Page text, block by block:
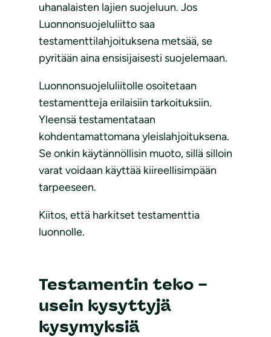
uhanalaisten lajien suojeluun. Jos
Luonnonsuojeluliitto saa
testamenttilahjoituksena metsää, se
pyritään aina ensisijaisesti suojelemaan.
Luonnonsuojeluliitolle osoitetaan
testamentteja erilaisiin tarkoituksiin.
Yleensä testamentataan
kohdentamattomana yleislahjoituksena.
Se onkin käytännöllisin muoto, sillä silloin
varat voidaan käyttää kiireellisimpään
tarpeeseen.
Kiitos, että harkitset testamenttia
luonnolle.
Testamentin teko –
usein kysyttyjä
kysymyksiä